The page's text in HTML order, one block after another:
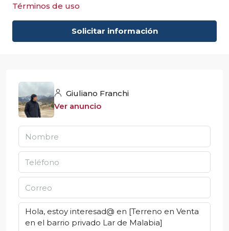
Términos de uso
Solicitar información
Giuliano Franchi
Ver anuncio